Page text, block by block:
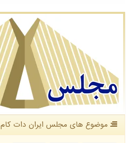
موضوع های مجلس ایران دات كام